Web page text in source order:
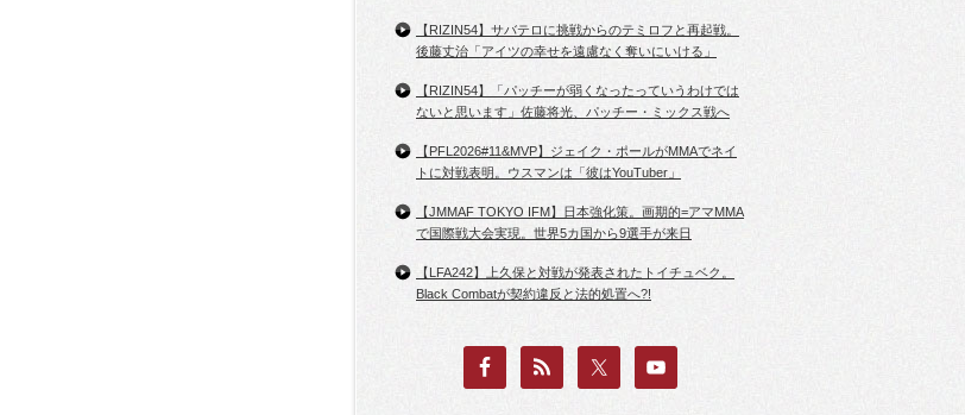
【RIZIN54】サバテロに挑戦からのテミロフと再起戦。
後藤丈治「アイツの幸せを遠慮なく奪いにいける」
【RIZIN54】「パッチーが弱くなったっていうわけでは
ないと思います」佐藤将光、パッチー・ミックス戦へ
【PFL2026#11&MVP】ジェイク・ポールがMMAでネイ
トに対戦表明。ウスマンは「彼はYouTuber」
【JMMAF TOKYO IFM】日本強化策。画期的=アマMMA
で国際戦大会実現。世界5カ国から9選手が来日
【LFA242】上久保と対戦が発表されたトイチュベク。
Black Combatが契約違反と法的処置へ?!